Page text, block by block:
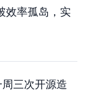
效率孤岛，实
三次开源造